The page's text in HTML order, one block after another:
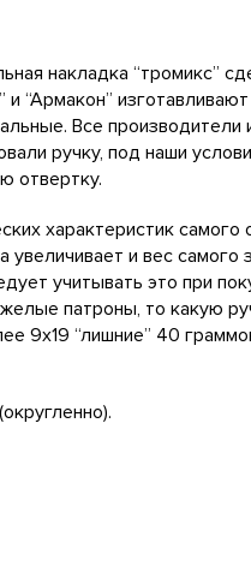
накладка “тромикc”
“Армакон”
Все
ручку, под наши
отвертку.
характеристик
и вес
учитывать это при
патроны, то какую
9х19 “лишние” 40